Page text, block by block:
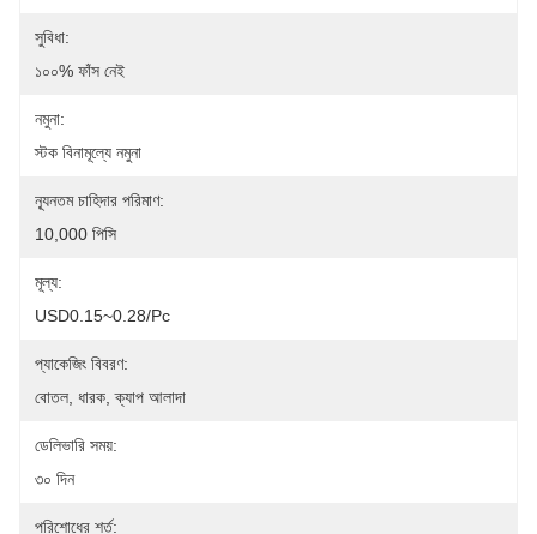
সুবিধা:
১০০% ফাঁস নেই
নমুনা:
স্টক বিনামূল্যে নমুনা
ন্যূনতম চাহিদার পরিমাণ:
10,000 পিসি
মূল্য:
USD0.15~0.28/pc
প্যাকেজিং বিবরণ:
বোতল, ধারক, ক্যাপ আলাদা
ডেলিভারি সময়:
৩০ দিন
পরিশোধের শর্ত: